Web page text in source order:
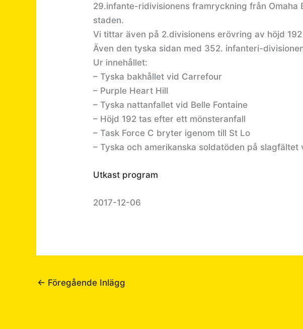
29.infante-ridivisionens framryckning från
staden.
Vi tittar även på 2.divisionens erövring av höjd
Även den tyska sidan med 352. infanteri-
Ur innehållet:
– Tyska bakhållet vid Carrefour
– Purple Heart Hill
– Tyska nattanfallet vid Belle Fontaine
– Höjd 192 tas efter ett mönsteranfall
– Task Force C bryter igenom till St Lo
– Tyska och amerikanska soldatöden på slagfältet
Utkast program
2017-12-06
← Föregående Inlägg